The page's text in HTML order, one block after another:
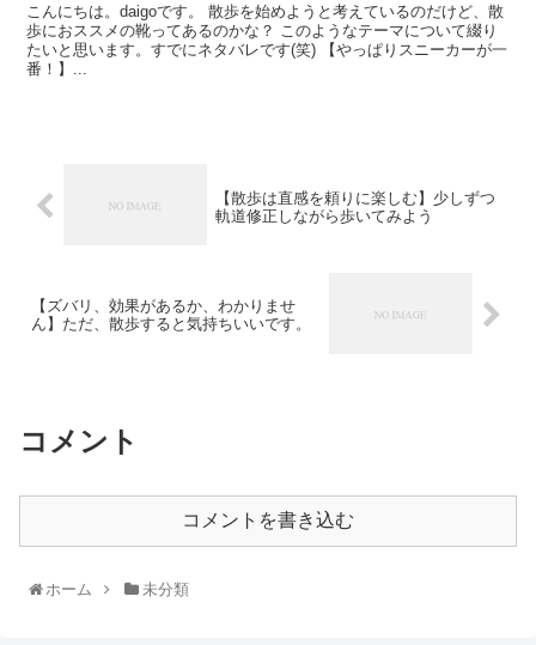
こんにちは。daigoです。 散歩を始めようと考えているのだけど、散
歩におススメの靴ってあるのかな？ このようなテーマについて綴り
たいと思います。すでにネタバレです(笑) 【やっぱりスニーカーが一
番！】...
【散歩は直感を頼りに楽しむ】少しずつ
軌道修正しながら歩いてみよう
【ズバリ、効果があるか、わかりませ
ん】ただ、散歩すると気持ちいいです。
コメント
コメントを書き込む
ホーム 未分類